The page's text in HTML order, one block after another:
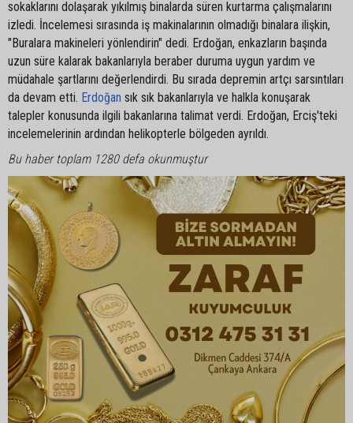
sokaklarını dolaşarak yıkılmış binalarda süren kurtarma çalışmalarını
izledi. İncelemesi sırasında iş makinalarının olmadığı binalara ilişkin,
"Buralara makineleri yönlendirin" dedi. Erdoğan, enkazların başında
uzun süre kalarak bakanlarıyla beraber duruma uygun yardım ve
müdahale şartlarını değerlendirdi. Bu sırada depremin artçı sarsıntıları
da devam etti. Erdoğan sık sık bakanlarıyla ve halkla konuşarak
talepler konusunda ilgili bakanlarına talimat verdi. Erdoğan, Erciş'teki
incelemelerinin ardından helikopterle bölgeden ayrıldı.
Bu haber toplam 1280 defa okunmuştur